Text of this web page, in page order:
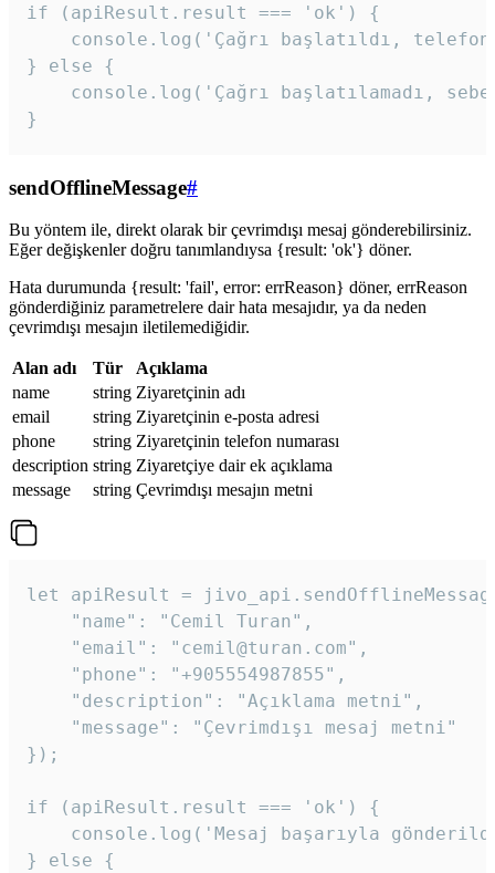
if (apiResult.result === 'ok') {
console.log('Çağrı başlatıldı,
} else {
console.log('Çağrı başlatılamadı,
}
sendOfflineMessage#
Bu yöntem ile, direkt olarak bir çevrimdışı mesaj gönderebilirsiniz.
Eğer değişkenler doğru tanımlandıysa {result: 'ok'} döner.
Hata durumunda {result: 'fail', error: errReason} döner, errReason
gönderdiğiniz parametrelere dair hata mesajıdır, ya da neden
çevrimdışı mesajın iletilemediğidir.
Alan adı Tür
Açıklama
name
string Ziyaretçinin adı
email
string Ziyaretçinin e-posta adresi
phone
string Ziyaretçinin telefon numarası
description string Ziyaretçiye dair ek açıklama
message
string Çevrimdışı mesajın metni
let apiResult =
    "name": "Cemil Turan",
    "email": "cemil@turan.com",
    "phone": "+905554987855",
    "description": "Açıklama metni",
    "message": "Çevrimdışı mesaj metni"
});
if (apiResult.result === 'ok') {
console.log('Mesaj başarıyla
} else {